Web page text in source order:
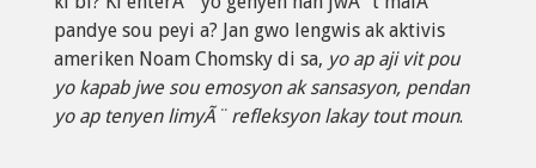
pandye sou peyi a? Jan gwo lengwis ak aktivis
ameriken Noam Chomsky di sa, yo ap aji vit pou
yo kapab jwe sou emosyon ak sansasyon, pendan
yo ap tenyen limyÃ¨ refleksyon lakay tout moun.